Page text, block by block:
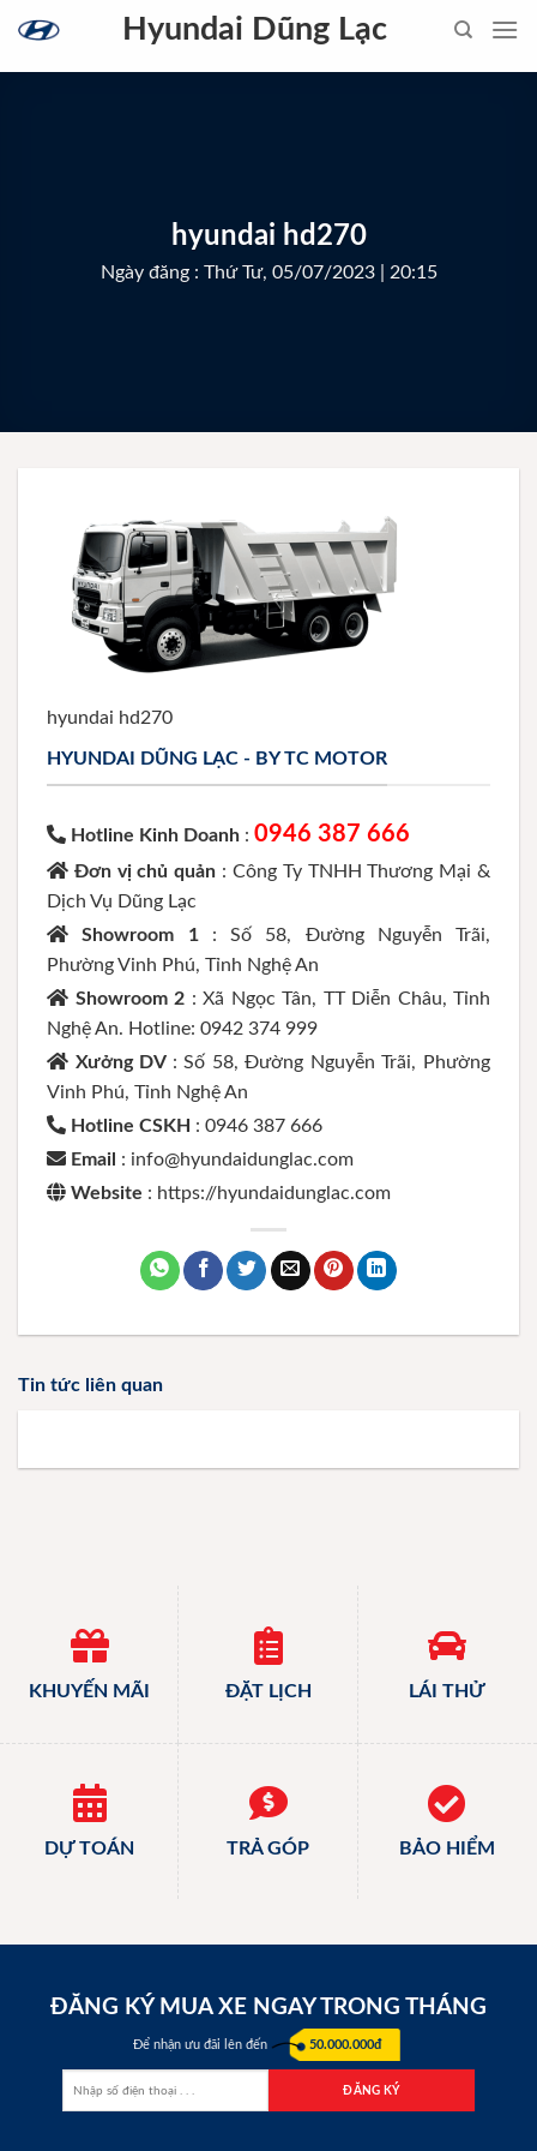
content
Hyundai Dũng Lạc
hyundai hd270
Ngày đăng : Thứ Tư, 05/07/2023 | 20:15
hyundai hd270
HYUNDAI DŨNG LẠC - BY TC MOTOR
Hotline Kinh Doanh : 0946 387 666
Đơn vị chủ quản : Công Ty TNHH Thương Mại &
Dịch Vụ Dũng Lạc
Showroom 1 : Số 58, Đường Nguyễn Trãi,
Phường Vinh Phú, Tỉnh Nghệ An
Showroom 2 : Xã Ngọc Tân, TT Diễn Châu, Tỉnh
Nghệ An. Hotline: 0942 374 999
Xưởng DV : Số 58, Đường Nguyễn Trãi, Phường
Vinh Phú, Tỉnh Nghệ An
Hotline CSKH : 0946 387 666
Email : info@hyundaidunglac.com
Website : https://hyundaidunglac.com
Tin tức liên quan
KHUYẾN MÃI ĐẶT LỊCH LÁI THỬ
DỰ TOÁN TRẢ GÓP BẢO HIỂM
ĐĂNG KÝ MUA XE NGAY TRONG THÁNG
Để nhận ưu đãi lên đến 50.000.000đ